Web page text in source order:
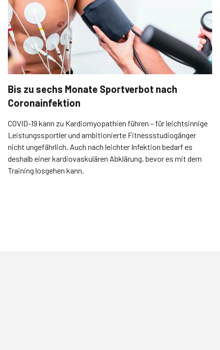
Bis zu sechs Monate Sportverbot nach
Coronainfektion
COVID-19 kann zu Kardiomyopathien führen – für leichtsinnige
Leistungssportler und ambitionierte Fitness­studiogänger
nicht ungefährlich. Auch nach leichter Infektion bedarf es
deshalb einer kardio­vaskulären Abklärung, bevor es mit dem
Training losgehen kann.